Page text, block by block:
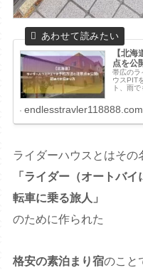
【北
点を公
帯広のラ
ウスPIT
ト、雨
endlesstravler118888.com
ライダーハウスとはその
「ライダー（オートバ
転車に乗る旅人」
のために作られた
格安の素泊まり宿のこと